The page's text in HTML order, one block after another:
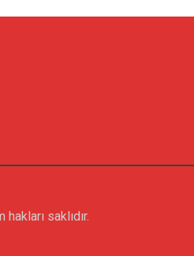
saklıdır.